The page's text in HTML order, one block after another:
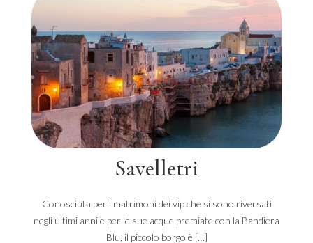
Savelletri
Conosciuta per i matrimoni dei vip che si sono riversati
negli ultimi anni e per le sue acque premiate con la Bandiera
Blu, il piccolo borgo è […]